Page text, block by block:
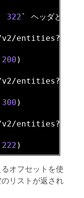
322` ヘッダと共に
200 )
300 )
222
オフセットを使
リストが返され